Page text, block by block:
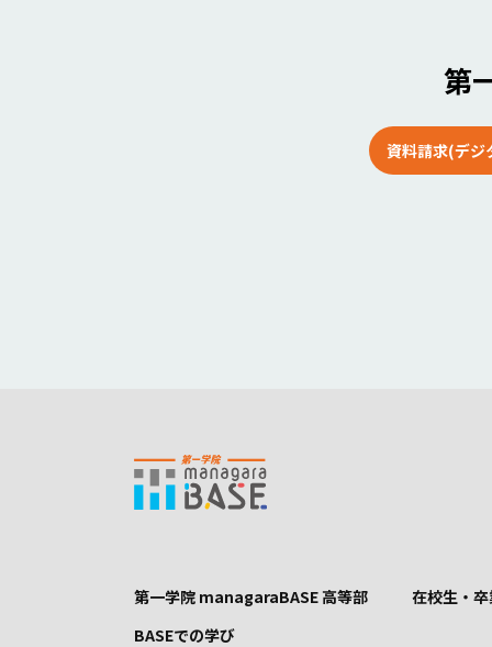
第
資料請求(デジ
第一学院 managaraBASE 高等部
BASEでの学び
在校生・